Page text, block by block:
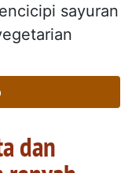
sayuran
dan